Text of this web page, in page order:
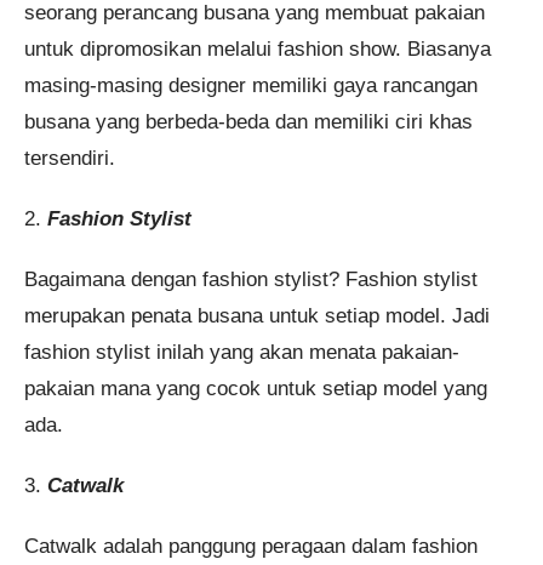
seorang perancang busana yang membuat pakaian
untuk dipromosikan melalui fashion show. Biasanya
masing-masing designer memiliki gaya rancangan
busana yang berbeda-beda dan memiliki ciri khas
tersendiri.
2. Fashion Stylist
Bagaimana dengan fashion stylist? Fashion stylist
merupakan penata busana untuk setiap model. Jadi
fashion stylist inilah yang akan menata pakaian-
pakaian mana yang cocok untuk setiap model yang
ada.
3. Catwalk
Catwalk adalah panggung peragaan dalam fashion